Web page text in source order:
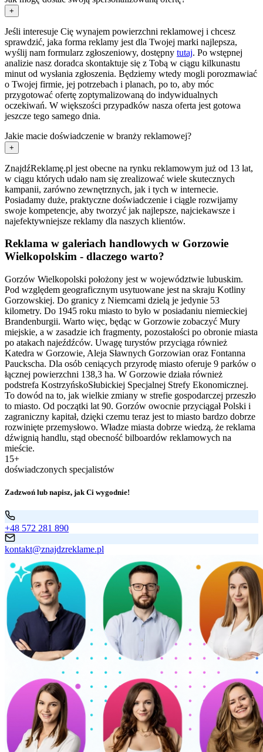
+
Jeśli interesuje Cię wynajem powierzchni reklamowej i chcesz
sprawdzić, jaka forma reklamy jest dla Twojej marki najlepsza,
wyślij nam formularz zgłoszeniowy, dostępny tutaj. Po wstępnej
analizie nasz doradca skontaktuje się z Tobą w ciągu kilkunastu
minut od wysłania zgłoszenia. Będziemy wtedy mogli porozmawiać
o Twojej firmie, jej potrzebach i planach, po to, aby móc
przygotować ofertę zoptymalizowaną do indywidualnych
oczekiwań. W większości przypadków nasza oferta jest gotowa
jeszcze tego samego dnia.
Jakie macie doświadczenie w branży reklamowej?
+
ZnajdźReklamę.pl jest obecne na rynku reklamowym już od 13 lat,
w ciągu których udało nam się zrealizować wiele skutecznych
kampanii, zarówno zewnętrznych, jak i tych w internecie.
Posiadamy duże, praktyczne doświadczenie i ciągle rozwijamy
swoje kompetencje, aby tworzyć jak najlepsze, najciekawsze i
najefektywniejsze reklamy dla naszych klientów.
Reklama w galeriach handlowych w Gorzowie
Wielkopolskim - dlaczego warto?
Gorzów Wielkopolski położony jest w województwie lubuskim.
Pod względem geograficznym usytuowane jest na skraju Kotliny
Gorzowskiej. Do granicy z Niemcami dzielą je jedynie 53
kilometry. Do 1945 roku miasto to było w posiadaniu niemieckiej
Brandenburgii. Warto więc, będąc w Gorzowie zobaczyć Mury
miejskie, a w zasadzie ich fragmenty, pozostałości po obronie miasta
po atakach najeźdźców. Uwagę turystów przyciąga również
Katedra w Gorzowie, Aleja Sławnych Gorzowian oraz Fontanna
Pauckscha. Dla osób ceniących przyrodę miasto oferuje 9 parków o
łącznej powierzchni 138,3 ha. W Gorzowie działa również
podstrefa KostrzyńskoSłubickiej Specjalnej Strefy Ekonomicznej.
To dowód na to, jak wielkie zmiany w strefie gospodarczej przeszło
to miasto. Od początki lat 90. Gorzów owocnie przyciągał Polski i
zagraniczny kapitał, dzięki czemu teraz jest to miasto bardzo dobrze
rozwinięte przemysłowo. Władze miasta dobrze wiedzą, że reklama
dźwignią handlu, stąd obecność bilboardów reklamowych na
mieście.
15+
doświadczonych specjalistów
Zadzwoń lub napisz, jak Ci wygodnie!
+48 572 281 890
kontakt@znajdzreklame.pl